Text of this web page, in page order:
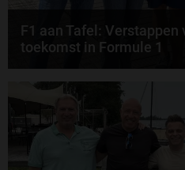
F1 aan Tafel: Verstappen
toekomst in Formule 1
Max Verstappen wil géén
de motorfabrikanten zaten niet
door de redactie van Grand Prix Radio